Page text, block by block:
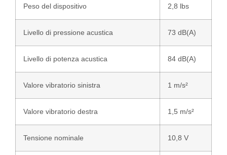
Peso del dispositivo 2,8 lbs
Livello di pressione acustica 73 dB(A)
Livello di potenza acustica 84 dB(A)
Valore vibratorio sinistra 1 m/s²
Valore vibratorio destra 1,5 m/s²
Tensione nominale 10,8 V